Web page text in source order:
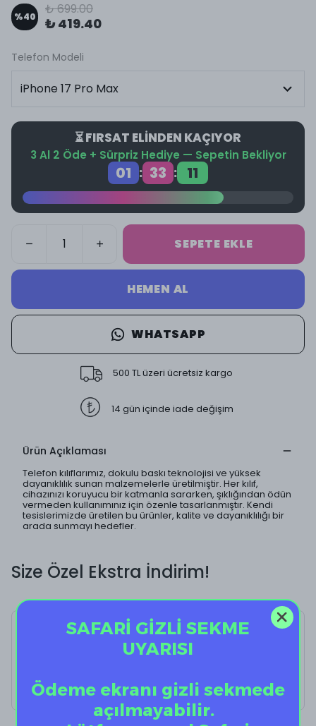
%40 ₺ 699.00
₺ 419.40
Telefon Modeli
⏳ FIRSAT ELİNDEN KAÇIYOR
3 Al 2 Öde + Sürpriz Hediye — Sepetin Bekliyor
01 : 33 : 11
SEPETE EKLE
HEMEN AL
WHATSAPP
500 TL üzeri ücretsiz kargo
14 gün içinde iade değişim
Ürün Açıklaması
Telefon kılıflarımız, dokulu baskı teknolojisi ve yüksek
dayanıklılık sunan malzemelerle üretilmiştir. Her kılıf,
cihazınızı koruyucu bir katmanla sararken, şıklığından ödün
vermeden kullanımınız için özenle tasarlanmıştır. Kendi
tesislerimizde üretilen bu ürünler, kalite ve dayanıklılığı bir
arada sunmayı hedefler.
Size Özel Ekstra İndirim!
VanCath SL
₺ 699.00 ₺ 419.40
SAFARİ GİZLİ SEKME
UYARISI
Ödeme ekranı gizli sekmede
açılmayabilir.